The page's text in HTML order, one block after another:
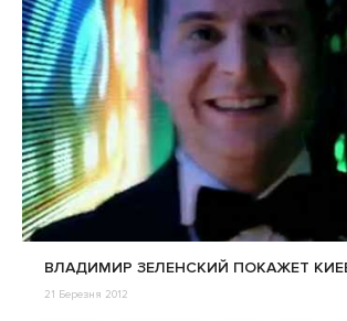
ВЛАДИМИР ЗЕЛЕНСКИЙ ПОКАЖЕТ
21 Березня 2012